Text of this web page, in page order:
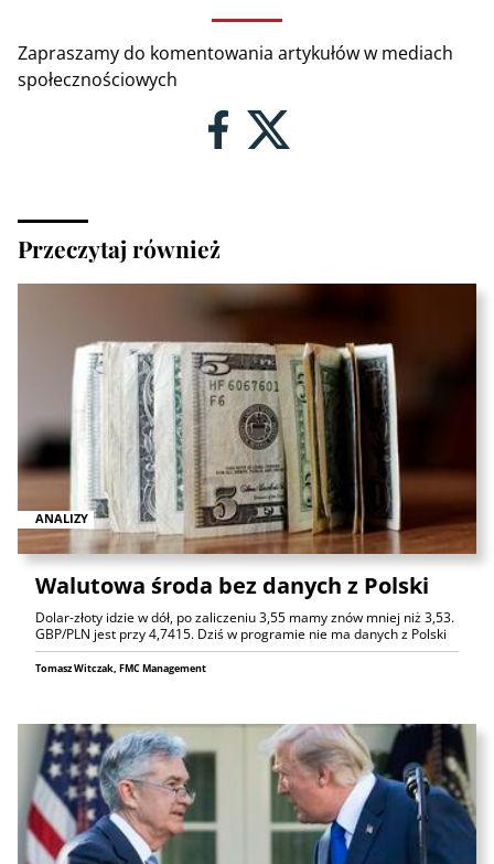
Zapraszamy do komentowania artykułów w mediach
społecznościowych
Przeczytaj również
ANALIZY
Walutowa środa bez danych z Polski
Dolar-złoty idzie w dół, po zaliczeniu 3,55 mamy znów mniej niż 3,53.
GBP/PLN jest przy 4,7415. Dziś w programie nie ma danych z Polski
Tomasz Witczak, FMC Management